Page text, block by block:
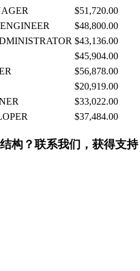
$51,720.00
$48,800.00
$43,136.00
$45,904.00
$56,878.00
$20,919.00
$33,022.00
$37,484.00
构？联系我们，获得支